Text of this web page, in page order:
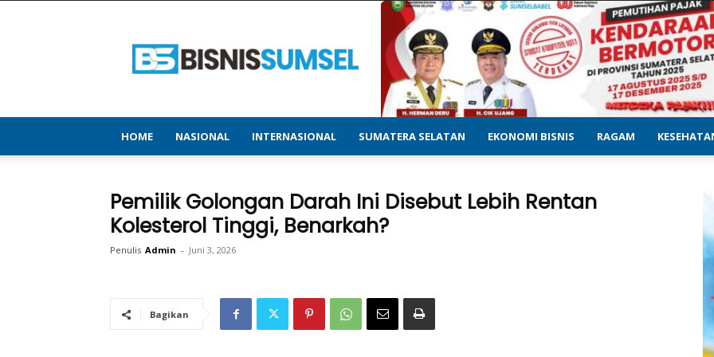
–
Menyajikan
&
Terupdate
HOME NASIONAL INTERNASIONAL SUMATERA SELATAN EKONOMI BISNIS RAGAM
Pemilik Golongan Darah Ini Disebut Lebih Rentan
Kolesterol Tinggi, Benarkah?
Penulis Admin - Juni 3, 2026
Bagikan